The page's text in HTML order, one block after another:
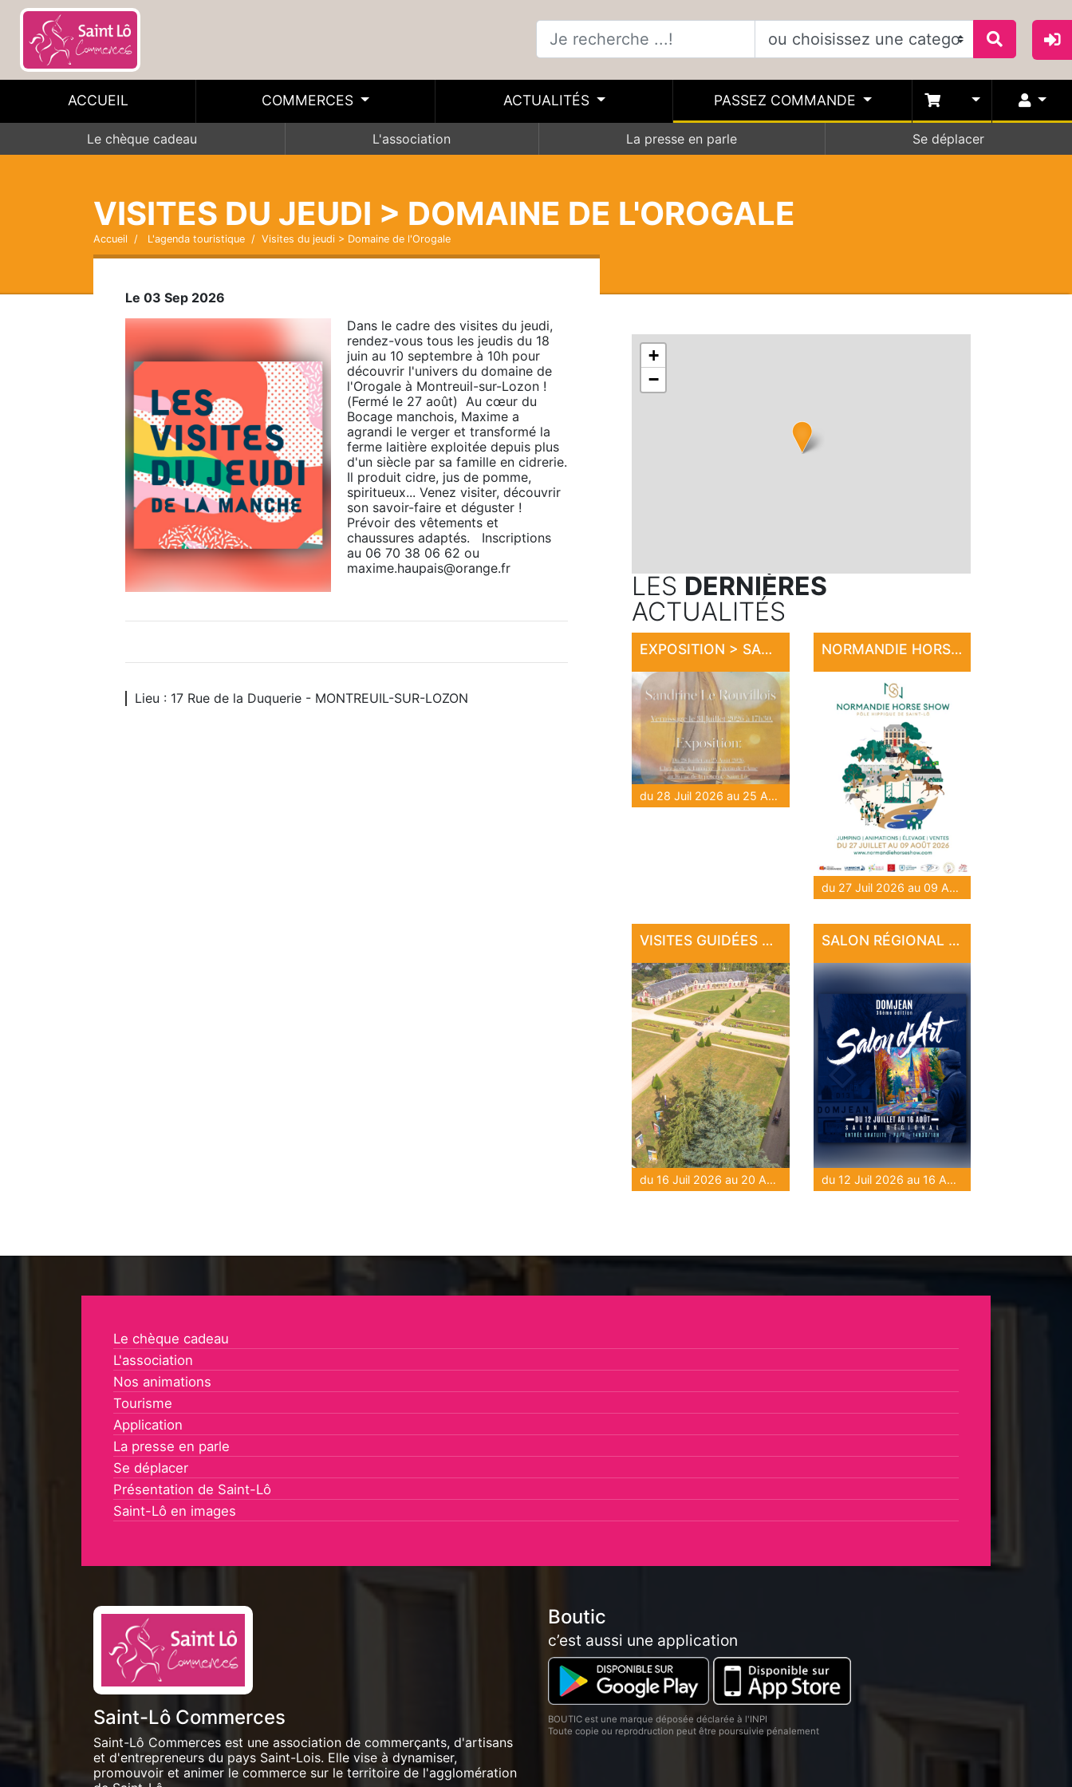
ACCUEIL COMMERCES ACTUALITÉS PASSEZ COMMANDE
Le chèque cadeau L'association La presse en parle Se déplacer
VISITES DU JEUDI > DOMAINE DE L'OROGALE
Accueil L'agenda touristique Visites du jeudi > Domaine de l'Orogale
Le 03 Sep 2026
Dans le cadre des visites du jeudi,
rendez-vous tous les jeudis du 18
juin au 10 septembre à 10h pour
découvrir l'univers du domaine de
l'Orogale à Montreuil-sur-Lozon !
(Fermé le 27 août)  Au cœur du
Bocage manchois, Maxime a
agrandi le verger et transformé la
ferme laitière exploitée depuis plus
d'un siècle par sa famille en cidrerie.
Il produit cidre, jus de pomme,
spiritueux... Venez visiter, découvrir
son savoir-faire et déguster !
Prévoir des vêtements et
chaussures adaptés.   Inscriptions
au 06 70 38 06 62 ou
maxime.haupais@orange.fr
Lieu : 17 Rue de la Duquerie - MONTREUIL-SUR-LOZON
+
−
LES DERNIÈRES
ACTUALITÉS
EXPOSITION > SANDRINE LE ROUVILLOIS
du 28 Juil 2026 au 25 Août 2026
NORMANDIE HORSE SHOW 2026
du 27 Juil 2026 au 09 Août 2026
VISITES GUIDÉES AU HARAS NATIONAL
du 16 Juil 2026 au 20 Août 2026
SALON RÉGIONAL D'ART DE DOMJEAN
du 12 Juil 2026 au 16 Août 2026
Le chèque cadeau
L'association
Nos animations
Tourisme
Application
La presse en parle
Se déplacer
Présentation de Saint-Lô
Saint-Lô en images
Saint-Lô Commerces
Saint-Lô Commerces est une association de commerçants, d'artisans
et d'entrepreneurs du pays Saint-Lois. Elle vise à dynamiser,
promouvoir et animer le commerce sur le territoire de l'agglomération
Boutic
c’est aussi une application
BOUTIC est une marque déposée déclarée à l'INPI
Toute copie ou reprodruction peut être poursuivie pénalement